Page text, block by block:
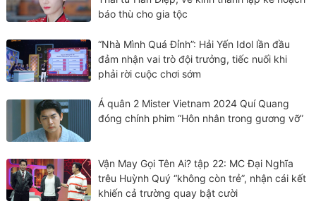
báo thù cho gia tộc
“Nhà Mình Quá Đỉnh”: Hải Yến Idol lần đầu
đảm nhận vai trò đội trưởng, tiếc nuối khi
phải rời cuộc chơi sớm
Á quân 2 Mister Vietnam 2024 Quí Quang
đóng chính phim “Hôn nhân trong gương vỡ”
Vận May Gọi Tên Ai? tập 22: MC Đại Nghĩa
trêu Huỳnh Quý “không còn trẻ”, nhận cái kết
khiến cả trường quay bật cười